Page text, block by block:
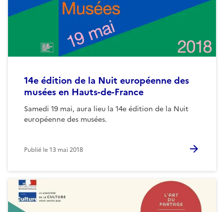
14e édition de la Nuit européenne des
musées en Hauts-de-France
Samedi 19 mai, aura lieu la 14e édition de la Nuit
européenne des musées.
Publié le13 mai 2018